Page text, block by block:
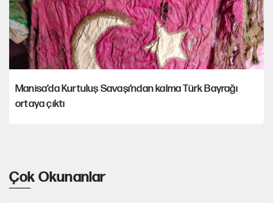
Manisa’da Kurtuluş Savaşı’ndan kalma Türk Bayrağı
ortaya çıktı
Çok Okunanlar